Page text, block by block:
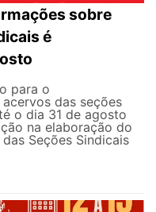
sobre
é
para o
das seções
o dia 31 de agosto
na elaboração do
Seções Sindicais